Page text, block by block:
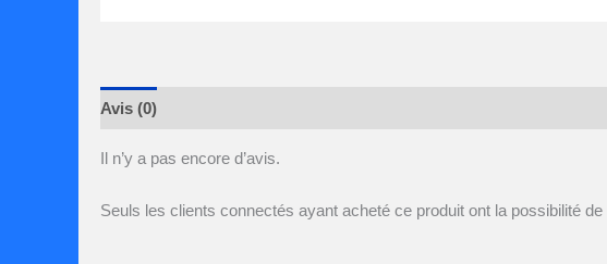
Avis (0)
Il n’y a pas encore d’avis.
Seuls les clients connectés ayant acheté ce produit ont la possibilité